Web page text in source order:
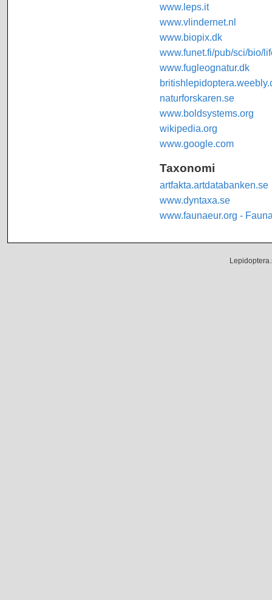
www.leps.it
www.vlindernet.nl
www.biopix.dk
www.funet.fi/pub/sci/bio/
www.fugleognatur.dk
naturforskaren.se
www.boldsystems.org
wikipedia.org
www.google.com
Taxonomi
artfakta.artdatabanken.se
www.dyntaxa.se
www.faunaeur.org -